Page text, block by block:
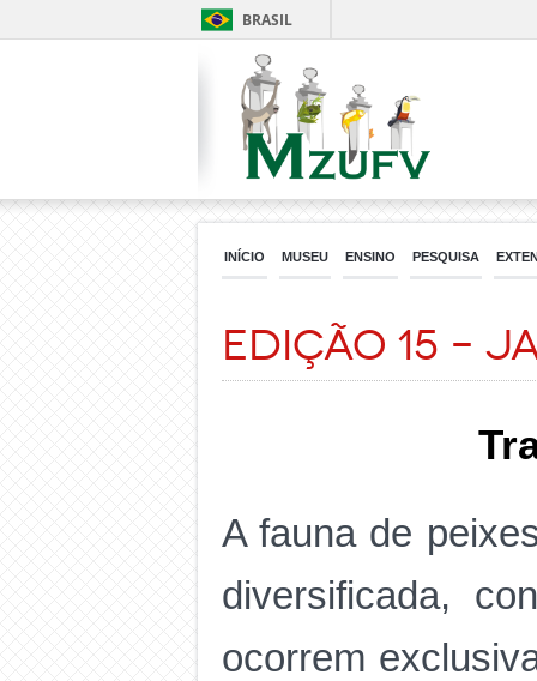
BRASIL
INÍCIO MUSEU ENSINO PESQUISA
Edição 15 –
A fauna de
diversificada,
ocorrem